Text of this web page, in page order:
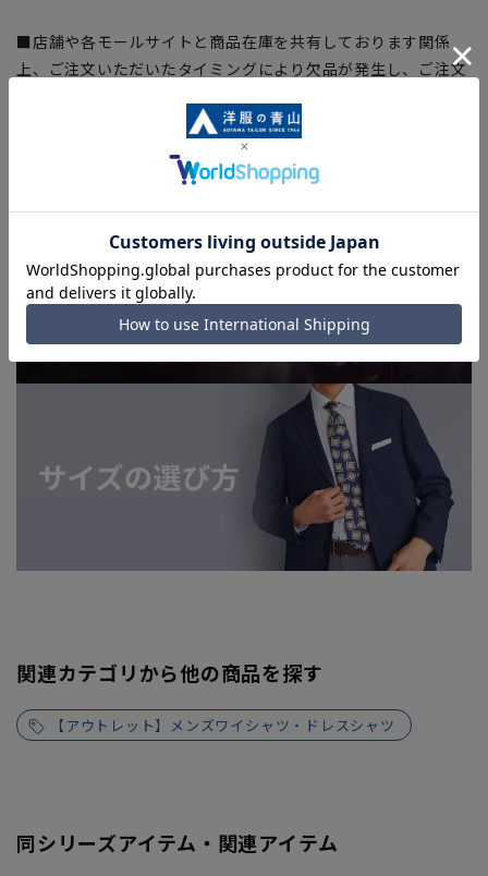
■店舗や各モールサイトと商品在庫を共有しております関係
上、ご注文いただいたタイミングにより欠品が発生し、ご注文
急ぎ発送のご注文につきましても、ご注文のタイミングによっ
てはお急ぎ発送サービスを選択できない場合がございます。)
関連カテゴリから他の商品を探す
【アウトレット】メンズワイシャツ・ドレスシャツ
同シリーズアイテム・関連アイテム